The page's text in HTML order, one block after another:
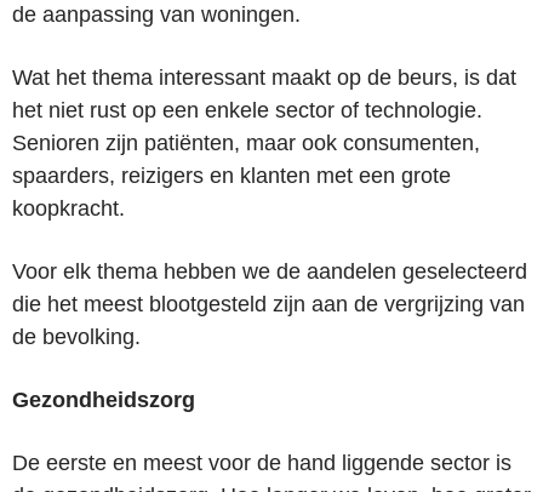
de aanpassing van woningen.
Wat het thema interessant maakt op de beurs, is dat
het niet rust op een enkele sector of technologie.
Senioren zijn patiënten, maar ook consumenten,
spaarders, reizigers en klanten met een grote
koopkracht.
Voor elk thema hebben we de aandelen geselecteerd
die het meest blootgesteld zijn aan de vergrijzing van
de bevolking.
Gezondheidszorg
De eerste en meest voor de hand liggende sector is